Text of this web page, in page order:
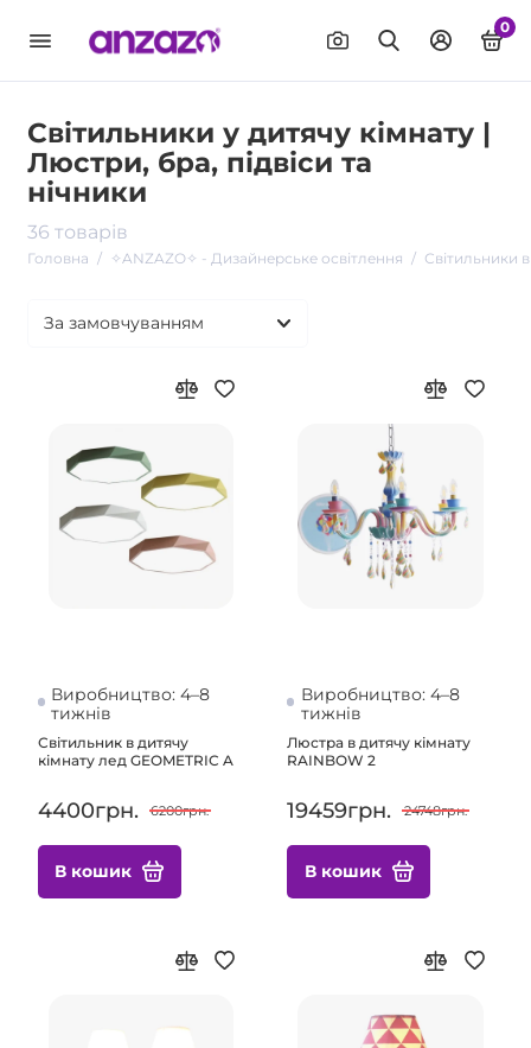
0
Світильники у дитячу кімнату |
Люстри, бра, підвіси та
нічники
36 товарів
Головна ✧ANZAZO✧ - Дизайнерське освітлення Світильники
Виробництво: 4–8
тижнів
Світильник в дитячу
кімнату лед GEOMETRIC A
4400грн. 6200грн.
В кошик
Виробництво: 4–8
тижнів
Люстра в дитячу кімнату
RAINBOW 2
19459грн. 24748грн.
В кошик